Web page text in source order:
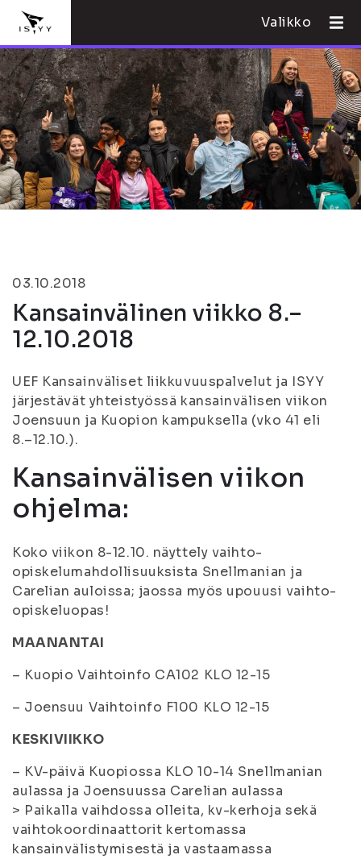
Valikko
03.10.2018
Kansainvälinen viikko 8.–
12.10.2018
UEF Kansainväliset liikkuvuuspalvelut ja ISYY
järjestävät yhteistyössä kansainvälisen viikon
Joensuun ja Kuopion kampuksella (vko 41 eli
8.–12.10.).
Kansainvälisen viikon
ohjelma:
Koko viikon 8-12.10. näyttely vaihto-
opiskelumahdollisuuksista Snellmanian ja
Carelian auloissa; jaossa myös upouusi vaihto-
opiskeluopas!
MAANANTAI
– Kuopio Vaihtoinfo CA102 KLO 12-15
– Joensuu Vaihtoinfo F100 KLO 12-15
KESKIVIIKKO
– KV-päivä Kuopiossa KLO 10-14 Snellmanian
aulassa ja Joensuussa Carelian aulassa
> Paikalla vaihdossa olleita, kv-kerhoja sekä
vaihtokoordinaattorit kertomassa
kansainvälistymisestä ja vastaamassa